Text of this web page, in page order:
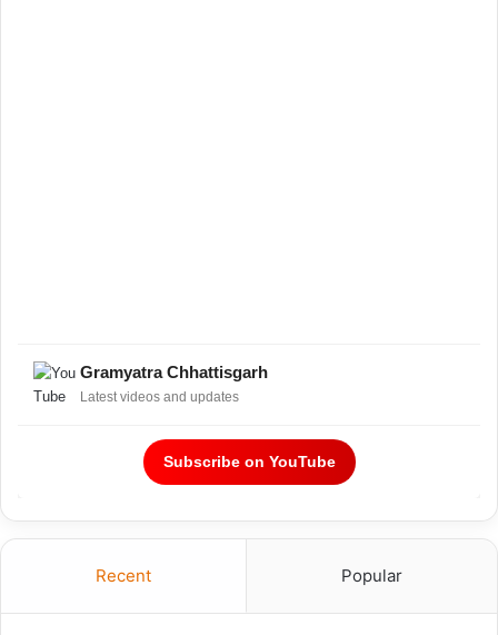
Gramyatra Chhattisgarh
Latest videos and updates
Subscribe on YouTube
Recent Popular